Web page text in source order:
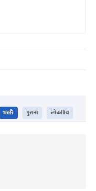
भर्खरै पुराना लोकप्रिय